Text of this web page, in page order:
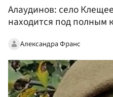
Алаудинов: село
находится под полным
Александра Франс